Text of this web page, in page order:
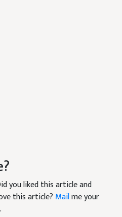
you liked this article and
this article? Mailme your